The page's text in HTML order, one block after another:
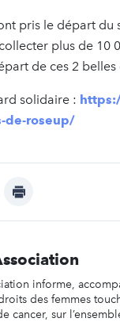
pris le départ
plus de 10
de ces 2
solidaire :
de-roseup/
print
informe,
des femmes
cancer, sur